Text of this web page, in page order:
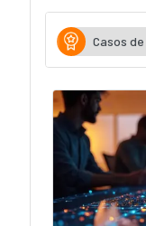
Casos